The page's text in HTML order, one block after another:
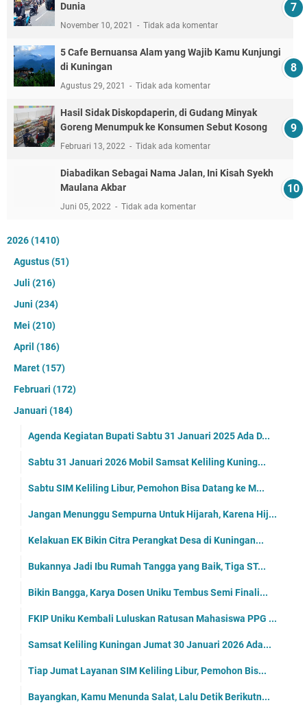
Dunia
November 10, 2021 Tidak ada komentar
5 Cafe Bernuansa Alam yang Wajib Kamu Kunjungi
di Kuningan
Agustus 29, 2021 Tidak ada komentar
Hasil Sidak Diskopdaperin, di Gudang Minyak
Goreng Menumpuk ke Konsumen Sebut Kosong
Februari 13, 2022 Tidak ada komentar
Diabadikan Sebagai Nama Jalan, Ini Kisah Syekh
Maulana Akbar
Juni 05, 2022 Tidak ada komentar
2026(1410)
Agustus(51)
Juli (216)
Juni (234)
Mei (210)
April (186)
Maret(157)
Februari (172)
Januari (184)
Agenda Kegiatan Bupati Sabtu 31 Januari 2025 Ada D...
Sabtu 31 Januari 2026 Mobil Samsat Keliling Kuning...
Sabtu SIM Keliling Libur, Pemohon Bisa Datang ke M...
Jangan Menunggu Sempurna Untuk Hijarah, Karena Hij...
Kelakuan EK Bikin Citra Perangkat Desa di Kuningan...
Bukannya Jadi Ibu Rumah Tangga yang Baik, Tiga ST...
Bikin Bangga, Karya Dosen Uniku Tembus Semi Finali...
FKIP Uniku Kembali Luluskan Ratusan Mahasiswa PPG ...
Samsat Keliling Kuningan Jumat 30 Januari 2026 Ada...
Tiap Jumat Layanan SIM Keliling Libur, Pemohon Bis...
Bayangkan, Kamu Menunda Salat, Lalu Detik Berikutn...